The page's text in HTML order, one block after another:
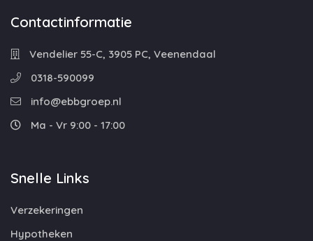
Contactinformatie
Vendelier 55-C, 3905 PC, Veenendaal
0318-590099
info@ebbgroep.nl
Ma - Vr 9:00 - 17:00
Snelle Links
Verzekeringen
Hypotheken